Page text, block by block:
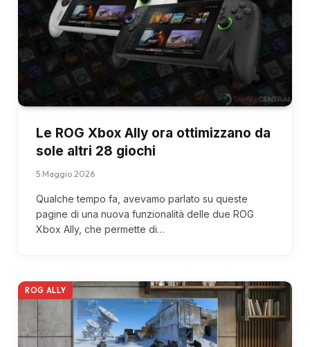
Le ROG Xbox Ally ora ottimizzano da
sole altri 28 giochi
5 Maggio 2026
Qualche tempo fa, avevamo parlato su queste
pagine di una nuova funzionalità delle due ROG
Xbox Ally, che permette di…
ROG ALLY